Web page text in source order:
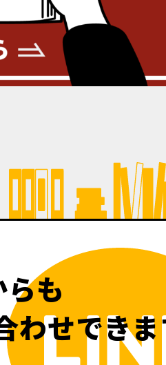
も
わせでき